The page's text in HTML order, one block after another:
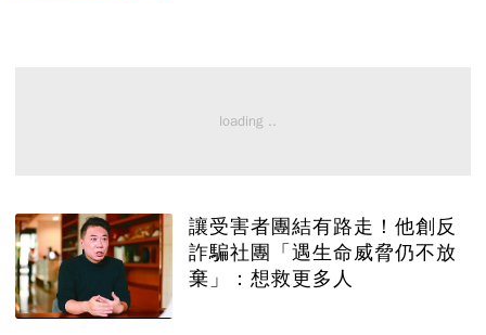
讓受害者團結有路走！他創反
詐騙社團「遇生命威脅仍不放
棄」：想救更多人